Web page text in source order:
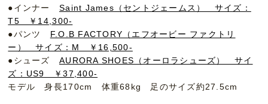
●インナー Saint James（セントジェームス） サイズ：
T5 ￥14,300-
●パンツ F.O.B FACTORY（エフオービー ファクトリ
ー） サイズ：M ￥16,500-
●シューズ AURORA SHOES（オーロラシューズ） サイ
ズ：US9 ￥37,400-
モデル 身長170cm 体重68kg 足のサイズ約27.5cm